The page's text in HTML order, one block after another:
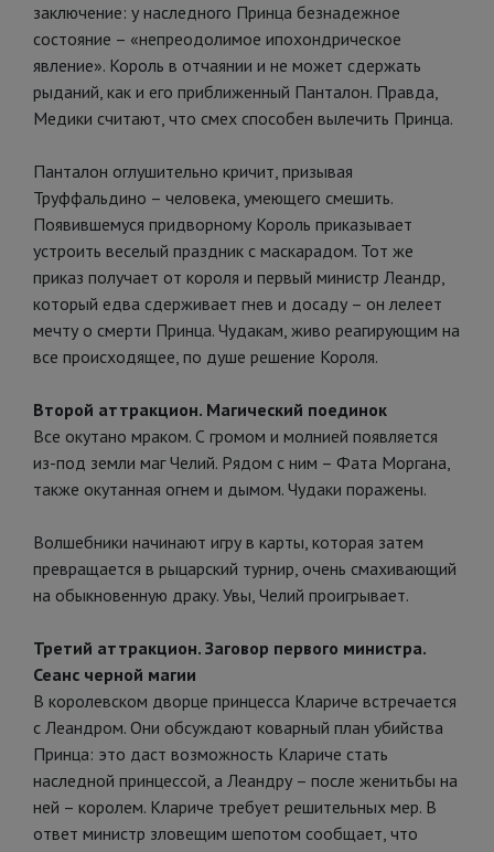
заключение: у наследного Принца безнадежное
состояние – «непреодолимое ипохондрическое
явление». Король в отчаянии и не может сдержать
рыданий, как и его приближенный Панталон. Правда,
Медики считают, что смех способен вылечить Принца.
Панталон оглушительно кричит, призывая
Труффальдино – человека, умеющего смешить.
Появившемуся придворному Король приказывает
устроить веселый праздник с маскарадом. Тот же
приказ получает от короля и первый министр Леандр,
который едва сдерживает гнев и досаду – он лелеет
мечту о смерти Принца. Чудакам, живо реагирующим на
все происходящее, по душе решение Короля.
Второй аттракцион. Магический поединок
Все окутано мраком. С громом и молнией появляется
из-под земли маг Челий. Рядом с ним – Фата Моргана,
также окутанная огнем и дымом. Чудаки поражены.
Волшебники начинают игру в карты, которая затем
превращается в рыцарский турнир, очень смахивающий
на обыкновенную драку. Увы, Челий проигрывает.
Третий аттракцион. Заговор первого министра.
Сеанс черной магии
В королевском дворце принцесса Клариче встречается
с Леандром. Они обсуждают коварный план убийства
Принца: это даст возможность Клариче стать
наследной принцессой, а Леандру – после женитьбы на
ней – королем. Клариче требует решительных мер. В
ответ министр зловещим шепотом сообщает, что